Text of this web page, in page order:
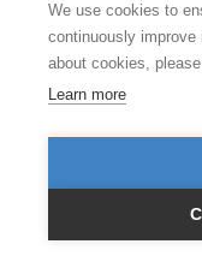
Stiftung für das Tier im Recht
Rigistrasse 9
CH - 8006 Zürich
info@tierimrecht.org
Ihre Spende kann von den
IBAN: CH17 0900 0000 8770
© TIR / Impressum und
We use cookies to
continuously improve
about cookies,
Learn more